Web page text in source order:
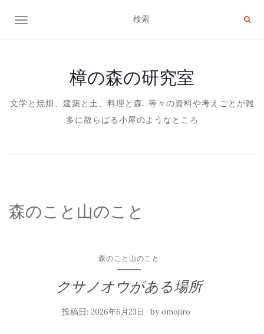
ナビゲーション切り替え
樟の森の研究室
文学と焼畑、建築と土、料理と森…等々の資料や考えごとが雑
多に散らばる小屋のようなところ
森のこと山のこと
森のこと山のこと
クサノオウがある場所
投稿日: 2026年6月23日 byomojiro